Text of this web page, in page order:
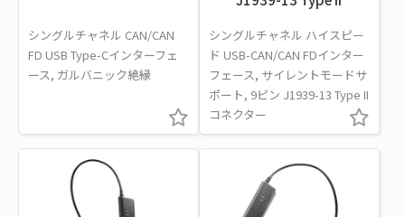
シングルチャネル CAN/CAN
FD USB Type-Cインターフェ
ース, ガルバニック絶縁
シングルチャネル ハイスピー
ド USB-CAN/CAN FDインター
フェース, サイレントモードサ
ポート, 9ピン J1939-13 Type II
コネクター